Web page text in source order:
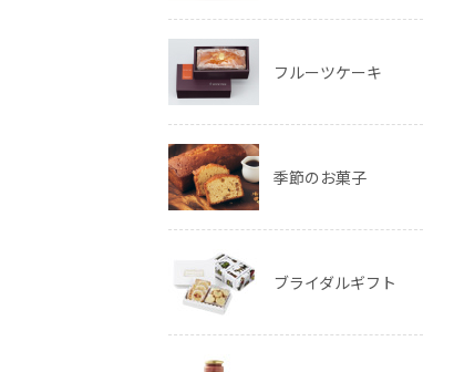
フルーツケーキ
季節のお菓子
ブライダルギフト